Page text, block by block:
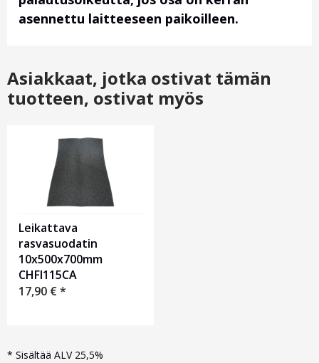
asennettu laitteeseen paikoilleen.
Asiakkaat, jotka ostivat tämän
tuotteen, ostivat myös
Leikattava
rasvasuodatin
10x500x700mm
CHFI115CA
17,90 €*
* Sisältää ALV 25,5%